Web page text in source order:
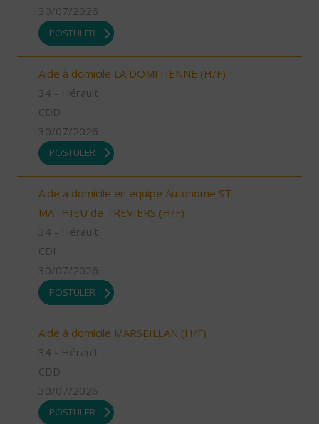
30/07/2026
POSTULER
Aide à domicile LA DOMITIENNE (H/F)
34 - Hérault
CDD
30/07/2026
POSTULER
Aide à domicile en équipe Autonome ST
MATHIEU de TREVIERS (H/F)
34 - Hérault
CDI
30/07/2026
POSTULER
Aide à domicile MARSEILLAN (H/F)
34 - Hérault
CDD
30/07/2026
POSTULER